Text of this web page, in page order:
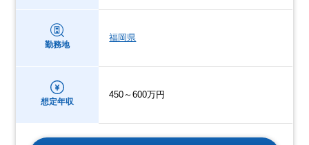
勤務地
福岡県
想定年収
450～600万円